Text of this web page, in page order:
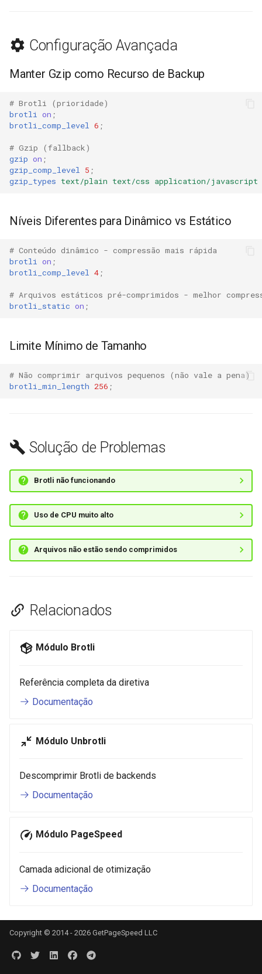
redis-rate-limit
redis2
request-cookies-filter
rtmp
security-headers
security
selective-cache-purge
server-redirect
slowfs
sorted-args
spnego-http-auth
srcache
srt
statsd
stream-sts
stream-upsync
substitutions
sysguard
ts
string
t1k
tags
template
timer
tlc
tsort
txid
upstream
validation
vhost
waf
weauth
websocket-proxy
worker-events
xxhash
Configuração Avançada
Manter Gzip como Recurso de Backup
# Brotli (prioridade)
brotli on ;
brotli_comp_level 6 ;
# Gzip (fallback)
gzip on ;
gzip_comp_level 5 ;
gzip_types text/plain text/css application/javascript
Níveis Diferentes para Dinâmico vs Estático
# Conteúdo dinâmico - compressão mais rápida
brotli on ;
brotli_comp_level 4;
# Arquivos estáticos pré-comprimidos - melhor
brotli_static on ;
Limite Mínimo de Tamanho
# Não comprimir arquivos pequenos (não vale a pena)
brotli_min_length 256 ;
Solução de Problemas
Brotli não funcionando
Uso de CPU muito alto
Arquivos não estão sendo comprimidos
Relacionados
Módulo Brotli
Referência completa da diretiva
Documentação
Módulo Unbrotli
Descomprimir Brotli de backends
Documentação
Módulo PageSpeed
Camada adicional de otimização
Documentação
Copyright © 2014 - 2026 GetPageSpeed LLC